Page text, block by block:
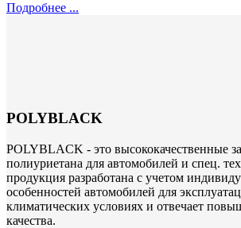
Подробнее ...
POLYBLACK
POLYBLACK - это высококачественные
полиуриетана для автомобилей и спец.
продукция разработана с учетом
особенностей автомобилей для
климатических условиях и отвечает
качества.